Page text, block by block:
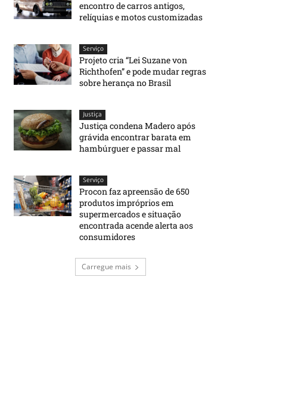
encontro de carros antigos,
relíquias e motos customizadas
Serviço
Projeto cria “Lei Suzane von
Richthofen” e pode mudar regras
sobre herança no Brasil
Justiça
Justiça condena Madero após
grávida encontrar barata em
hambúrguer e passar mal
Serviço
Procon faz apreensão de 650
produtos impróprios em
supermercados e situação
encontrada acende alerta aos
consumidores
Carregue mais